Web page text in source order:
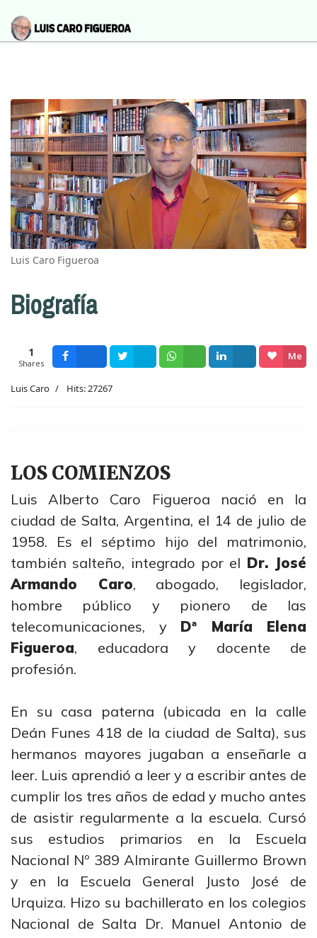
Luis Caro Figueroa
Biografía
1
Shares
Me
Luis Caro Hits: 27267
LOS COMIENZOS
Luis Alberto Caro Figueroa nació en la
ciudad de Salta, Argentina, el 14 de julio de
1958. Es el séptimo hijo del matrimonio,
también salteño, integrado por el Dr. José
Armando Caro, abogado, legislador,
hombre público y pionero de las
telecomunicaciones, y Dª María Elena
Figueroa, educadora y docente de
profesión.
En su casa paterna (ubicada en la calle
Deán Funes 418 de la ciudad de Salta), sus
hermanos mayores jugaban a enseñarle a
leer. Luis aprendió a leer y a escribir antes de
cumplir los tres años de edad y mucho antes
de asistir regularmente a la escuela. Cursó
sus estudios primarios en la Escuela
Nacional Nº 389 Almirante Guillermo Brown
y en la Escuela General Justo José de
Urquiza. Hizo su bachillerato en los colegios
Nacional de Salta Dr. Manuel Antonio de